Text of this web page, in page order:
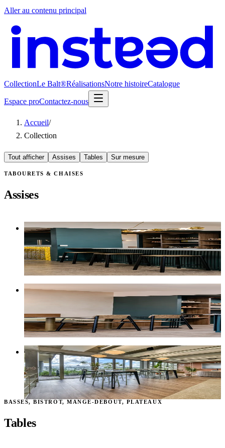
Aller au contenu principal
CollectionLe Balt®RéalisationsNotre histoireCatalogue
Espace proContactez-nous
Accueil/
Collection
Tout afficher Assises Tables Sur mesure
TABOURETS & CHAISES
Assises
Tabouret Newport
H45 · H65 · H75
À partir de217 €HT
Chaise Ella
À partir de309 €HT
Chaise de bar Ella
H65 · H75
À partir de 342 €HT
BASSES, BISTROT, MANGE-DEBOUT, PLATEAUX
Tables